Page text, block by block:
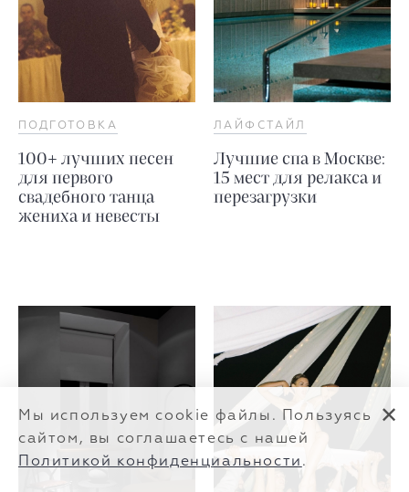
ПОДГОТОВКА
100+ лучших песен
для первого
свадебного танца
жениха и невесты
ЛАЙФСТАЙЛ
Лучшие спа в Москве:
15 мест для релакса и
перезагрузки
Мы используем cookie файлы. Пользуясь
сайтом, вы соглашаетесь с нашей
Политикой конфиденциальности .
✕